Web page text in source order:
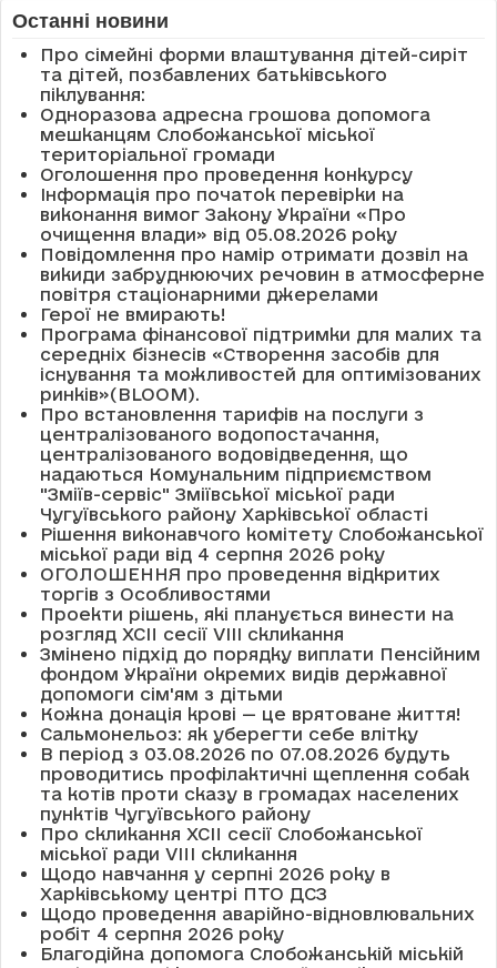
Останні новини
Про сімейні форми влаштування дітей-сиріт
та дітей, позбавлених батьківського
піклування:
Одноразова адресна грошова допомога
мешканцям Слобожанської міської
територіальної громади
Оголошення про проведення конкурсу
Інформація про початок перевірки на
виконання вимог Закону України «Про
очищення влади» від 05.08.2026 року
Повідомлення про намір отримати дозвіл на
викиди забруднюючих речовин в атмосферне
повітря стаціонарними джерелами
Герої не вмирають!
Програма фінансової підтримки для малих та
середніх бізнесів «Створення засобів для
існування та можливостей для оптимізованих
ринків»(BLOOM).
Про встановлення тарифів на послуги з
централізованого водопостачання,
централізованого водовідведення, що
надаються Комунальним підприємством
"Зміїв-сервіс" Зміївської міської ради
Чугуївського району Харківської області
Рішення виконавчого комітету Слобожанської
міської ради від 4 серпня 2026 року
ОГОЛОШЕННЯ про проведення відкритих
торгів з Особливостями
Проекти рішень, які планується винести на
розгляд XCII сесії VІІІ скликання
Змінено підхід до порядку виплати Пенсійним
фондом України окремих видів державної
допомоги сім'ям з дітьми
Кожна донація крові — це врятоване життя!
Сальмонельоз: як уберегти себе влітку
В період з 03.08.2026 по 07.08.2026 будуть
проводитись профілактичні щеплення собак
та котів проти сказу в громадах населених
пунктів Чугуївського району
Про скликання XCII сесії Слобожанської
міської ради VIII скликання
Щодо навчання у серпні 2026 року в
Харківському центрі ПТО ДСЗ
Щодо проведення аварійно-відновлювальних
робіт 4 серпня 2026 року
Благодійна допомога Слобожанській міській